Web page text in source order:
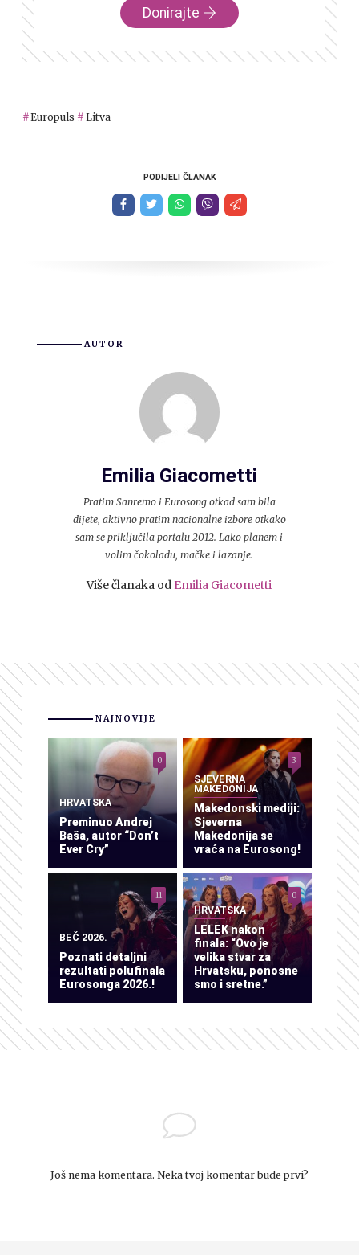
Donirajte
Europuls Litva
PODIJELI ČLANAK
AUTOR
Emilia Giacometti
Pratim Sanremo i Eurosong otkad sam bila
dijete, aktivno pratim nacionalne izbore otkako
sam se priključila portalu 2012. Lako planem i
volim čokoladu, mačke i lazanje.
Više članaka od Emilia Giacometti
NAJNOVIJE
HRVATSKA
Preminuo Andrej
Baša, autor “Don’t
Ever Cry”
0
SJEVERNA
MAKEDONIJA
Makedonski mediji:
Sjeverna
Makedonija se
vraća na Eurosong!
3
BEČ 2026.
Poznati detaljni
rezultati polufinala
Eurosonga 2026.!
11
HRVATSKA
LELEK nakon
finala: “Ovo je
velika stvar za
Hrvatsku, ponosne
smo i sretne.”
0
Još nema komentara. Neka tvoj komentar bude prvi?